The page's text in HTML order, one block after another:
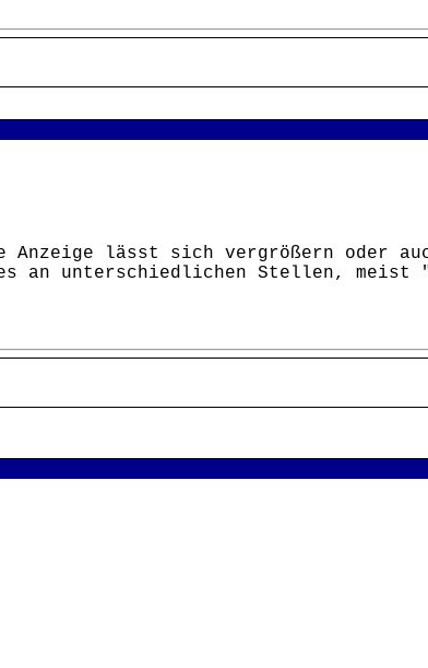
Anzeige lässt sich vergrößern oder
an unterschiedlichen Stellen, meist